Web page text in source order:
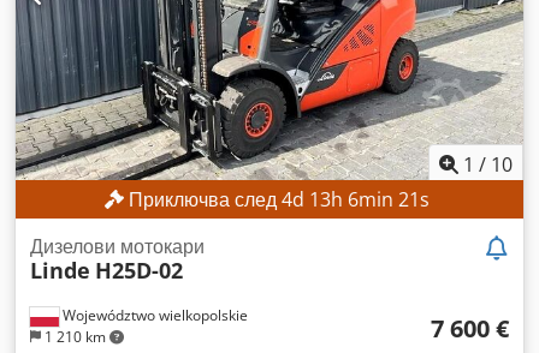
Nemkjf ДЕТАЙЛИ ЗА МАШИНАТА Тип мачта: Simplex Тип
гориво: Електрическо Номинална мощност: 12 kW ISO клас:
3 (2500–4999 кг) Напрежение на батерията: 80 V Работни
часове: 14 745 ч. ОБОРУДВАНЕ Страничен измествач 3-ти
хидравличен вентил 4-ти хидравличен вентил Отопление
Пълна кабина Външна референтна информация: SL14251
1 / 10
Приключва след4d 13h 6min 18s
Województwo wielkopolskie
1 210 km
Дизелови мотокари
Linde H25D-02
7 600 €